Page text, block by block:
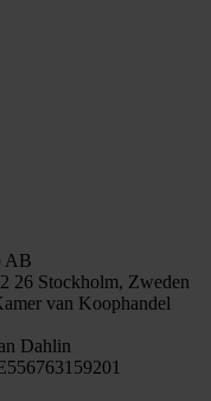
AB
26 Stockholm, Zweden
van Koophandel
Dahlin